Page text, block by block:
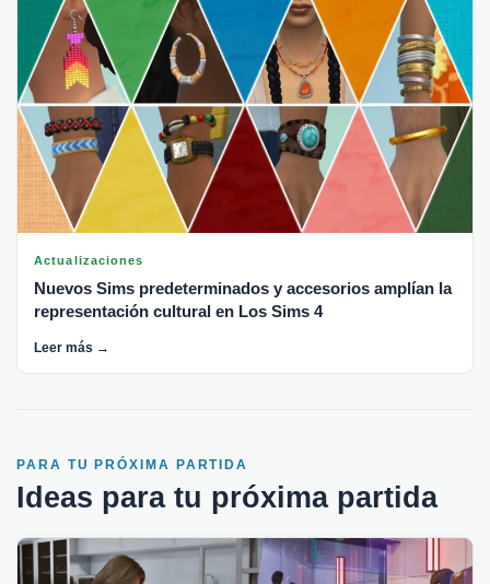
Actualizaciones
Nuevos Sims predeterminados y accesorios amplían la
representación cultural en Los Sims 4
Leer más →
PARA TU PRÓXIMA PARTIDA
Ideas para tu próxima partida